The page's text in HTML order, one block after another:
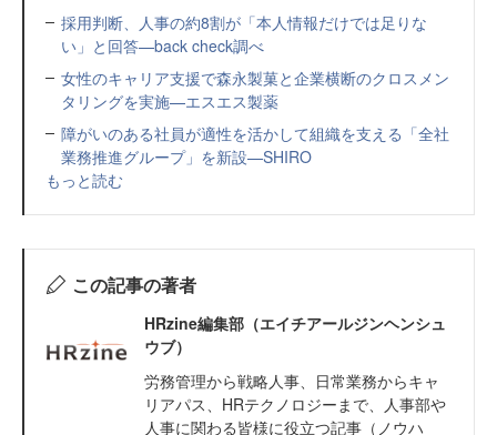
採用判断、人事の約8割が「本人情報だけでは足りな
い」と回答—back check調べ
女性のキャリア支援で森永製菓と企業横断のクロスメン
タリングを実施—エスエス製薬
障がいのある社員が適性を活かして組織を支える「全社
業務推進グループ」を新設—SHIRO
もっと読む
この記事の著者
HRzine編集部（エイチアールジンヘンシュ
ウブ）
労務管理から戦略人事、日常業務からキャ
リアパス、HRテクノロジーまで、人事部や
人事に関わる皆様に役立つ記事（ノウハ